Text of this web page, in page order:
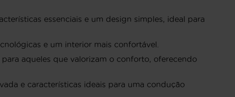
essenciais e um design simples, ideal para
e um interior mais confortável.
aqueles que valorizam o conforto, oferecendo
e características ideais para uma condução